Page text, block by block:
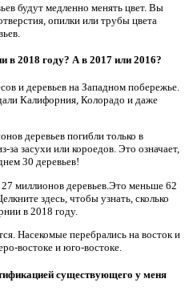
будут медленно менять цвет. Вы
опилки или трубы цвета
2018 году? А в 2017 или 2016?
и деревьев на Западном побережье.
Калифорния, Колорадо и даже
деревьев погибли только в
засухи или короедов. Это означает,
30 деревьев!
миллионов деревьев.Это меньше 62
здесь, чтобы узнать, сколько
в 2018 году.
Насекомые перебрались на восток и
востоке и юго-востоке.
существующего у меня